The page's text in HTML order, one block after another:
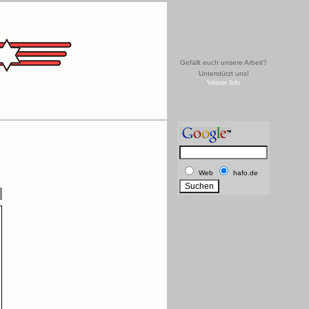
Gefällt euch unsere Arbeit?
Unterstützt uns!
Weitere Info
Web hafo.de